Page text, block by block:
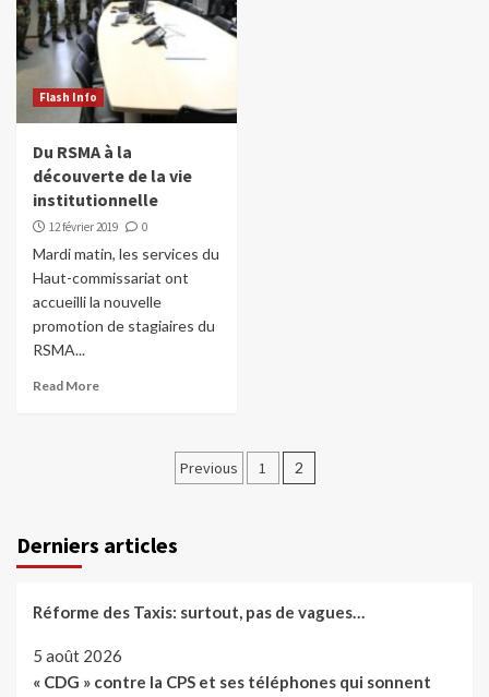
Flash Info
Du RSMA à la
découverte de la vie
institutionnelle
12 février 2019 0
Mardi matin, les services du
Haut-commissariat ont
accueilli la nouvelle
promotion de stagiaires du
RSMA...
Read More
Pagination
publications
Previous 1 2
Derniers articles
Réforme des Taxis: surtout, pas de vagues…
5 août 2026
« CDG » contre la CPS et ses téléphones qui sonnent